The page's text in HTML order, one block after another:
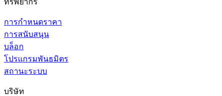
การกำหนดราคา
การสนับสนุน
บล็อก
โปรแกรมพันธมิตร
สถานะระบบ
บริษัท